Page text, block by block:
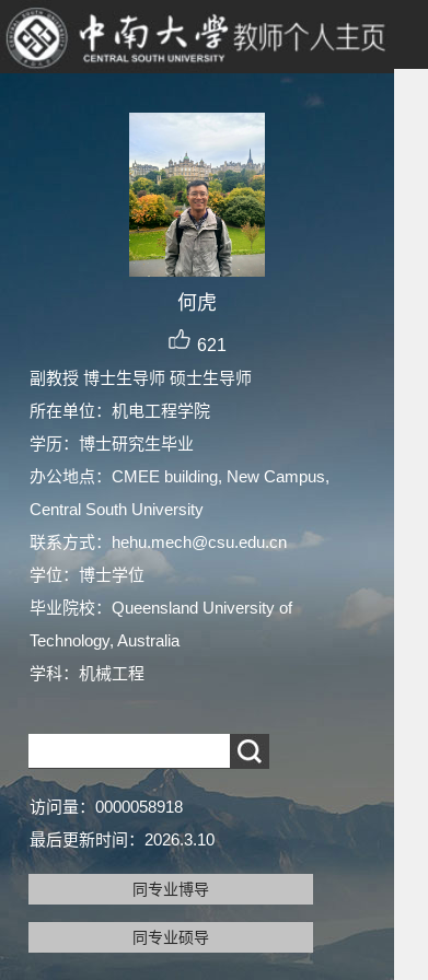
何虎
621
副教授 博士生导师 硕士生导师
所在单位：机电工程学院
学历：博士研究生毕业
办公地点：CMEE building, New Campus,
Central South University
联系方式：hehu.mech@csu.edu.cn
学位：博士学位
毕业院校：Queensland University of
Technology, Australia
学科：机械工程
访问量： 0000058918
最后更新时间： 2026.3.10
同专业博导
同专业硕导